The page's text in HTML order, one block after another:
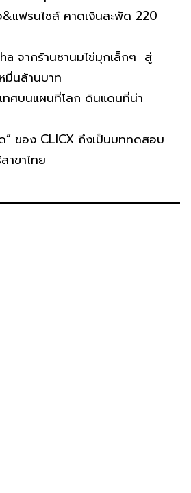
แฟรนไชส์ คาดเงินสะพัด 220
จากร้านชานมไข่มุกเล็กๆ สู่
มื่นล้านบาท
เทศบนแผนที่โลก ดินแดนที่น่า
” ของ CLICX ถึงเป็นบททดสอบ
าขาไทย